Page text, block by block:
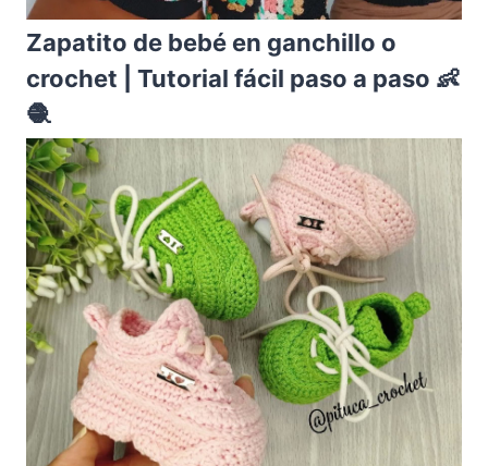
Zapatito de bebé en ganchillo o
crochet | Tutorial fácil paso a paso 👶
🧶